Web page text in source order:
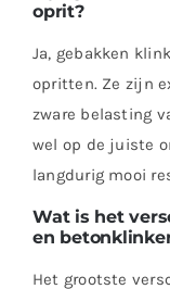
oprit?
Ja, gebakken
opritten. Ze zijn
zware belasting
wel op de juiste
langdurig mooi
Wat is het
en
Het grootste